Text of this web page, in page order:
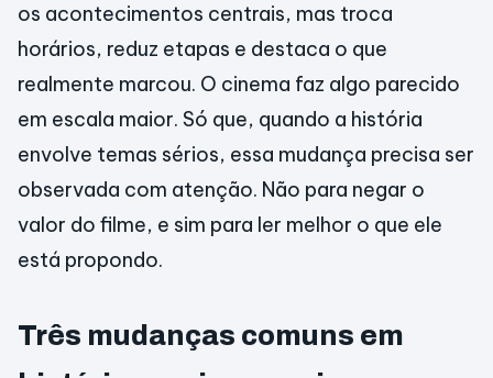
os acontecimentos centrais, mas troca
horários, reduz etapas e destaca o que
realmente marcou. O cinema faz algo parecido
em escala maior. Só que, quando a história
envolve temas sérios, essa mudança precisa ser
observada com atenção. Não para negar o
valor do filme, e sim para ler melhor o que ele
está propondo.
Três mudanças comuns em